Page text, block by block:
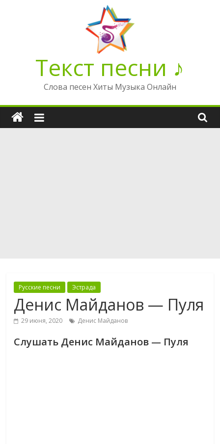
Текст песни ♪
Слова песен Хиты Музыка Онлайн
Русские песни Эстрада
Денис Майданов — Пуля
29 июня, 2020 Денис Майданов
Слушать Денис Майданов — Пуля